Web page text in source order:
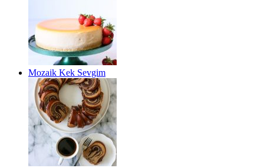
Mozaik Kek Sevgim